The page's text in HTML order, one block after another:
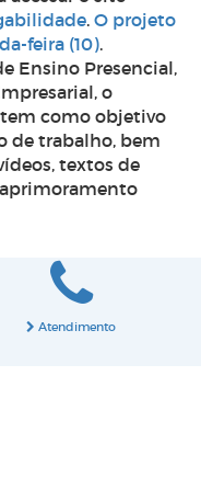
. O projeto
feira (10).
Ensino Presencial,
o
como objetivo
de trabalho, bem
textos de
Atendimento